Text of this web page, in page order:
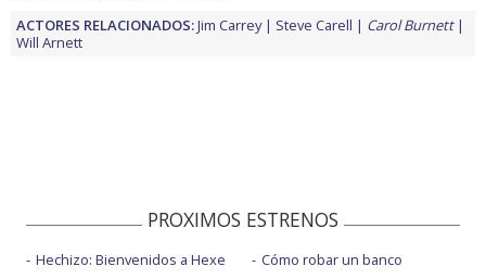
ACTORES RELACIONADOS:Jim Carrey Steve Carell
Carol Burnett
Will Arnett
PROXIMOS ESTRENOS
Hechizo: Bienvenidos a Hexe
Cómo robar un banco